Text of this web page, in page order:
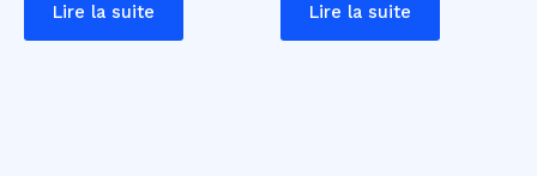
Lire la suite Lire la suite